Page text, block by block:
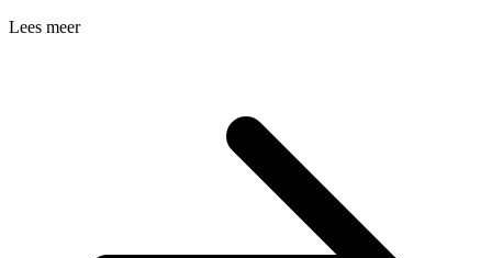
Lees meer